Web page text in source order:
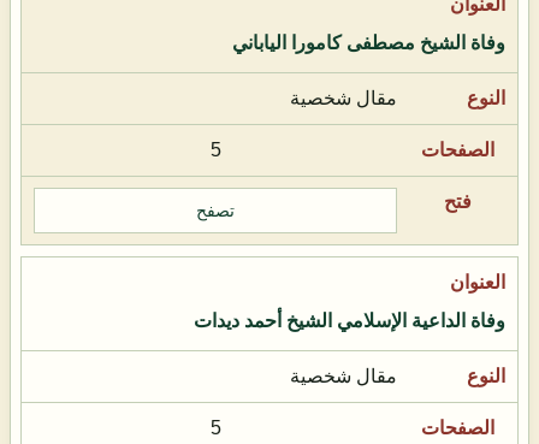
وفاة الشيخ مصطفى كامورا الياباني
مقال شخصية
5
تصفح
وفاة الداعية الإسلامي الشيخ أحمد ديدات
مقال شخصية
5